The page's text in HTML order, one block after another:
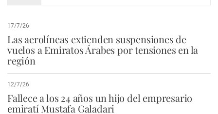
17/7/26
Las aerolíneas extienden suspensiones de
vuelos a Emiratos Árabes por tensiones en la
región
12/7/26
Fallece a los 24 años un hijo del empresario
emiratí Mustafa Galadari